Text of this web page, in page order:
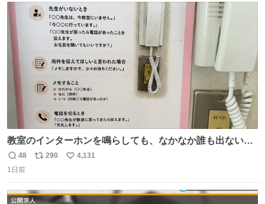
ト
数
数
教室のインターホンを鳴らしても、なかなか誰も出ないこ
とがあります…。 もしかすると「電話の出方」に困ってい
るのかもしれません。 そこで「何を話せばいいか」が見え
す。 インターホンの応対も大切なコミュニケーションの学
返
信
48
リ
ト
290
い
数
4,131
1日前